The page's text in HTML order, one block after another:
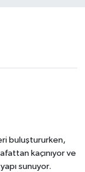
buluştururken,
kaçınıyor ve
sunuyor.